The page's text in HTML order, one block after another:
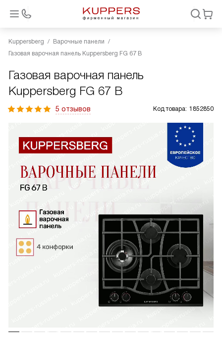
Kuppersberg
Варочные панели
Газовая варочная панель Kuppersberg FG 67 B
Газовая варочная панель
Kuppersberg FG 67 B
5 отзывов Код товара: 1852850